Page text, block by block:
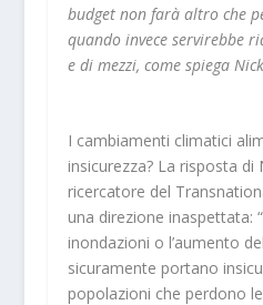
budget non farà altro che
quando invece servirebbe
e di mezzi, come spiega
I cambiamenti climatici
insicurezza? La risposta di
ricercatore del
una direzione inaspettata:
inondazioni o l’aumento
sicuramente portano
popolazioni che perdono